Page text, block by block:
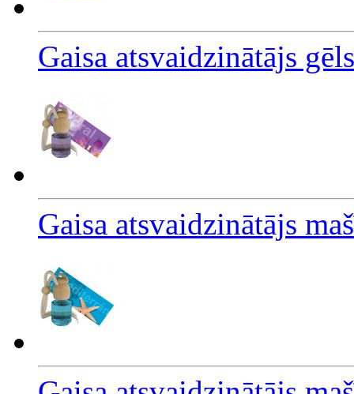
Gaisa atsvaidzinātājs
Gaisa atsvaidzinātājs